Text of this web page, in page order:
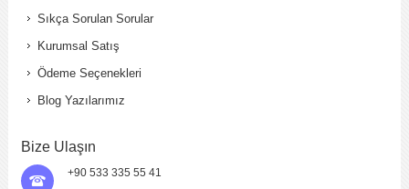
Sıkça Sorulan Sorular
Kurumsal Satış
Ödeme Seçenekleri
Blog Yazılarımız
Bize Ulaşın
+90 533 335 55 41